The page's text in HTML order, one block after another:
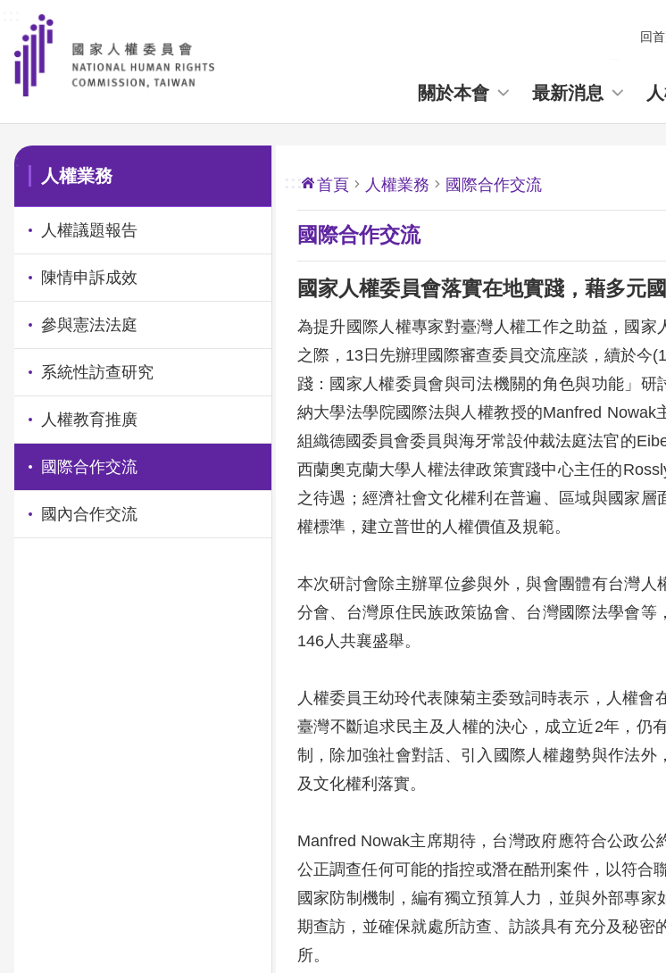
前往主要內容區塊
回
關於本會 最新消息
:::
人權業務
人權議題報告
陳情申訴成效
參與憲法法庭
系統性訪查研究
人權教育推廣
國際合作交流
國內合作交流
::: 首頁 人權業務 國際合作交流
國際合作交流
國家人權委員會落實在地實踐，藉多元
為提升國際人權專家對臺灣人權工作之助益，國
之際，13日先辦理國際審查委員交流座談，續於今
踐：國家人權委員會與司法機關的角色與功能」
納大學法學院國際法與人權教授的Manfred
組織德國委員會委員與海牙常設仲裁法庭法官的
西蘭奧克蘭大學人權法律政策實踐中心主任的
之待遇；經濟社會文化權利在普遍、區域與國家
權標準，建立普世的人權價值及規範。
本次研討會除主辦單位參與外，與會團體有台灣
分會、台灣原住民族政策協會、台灣國際法學會
146人共襄盛舉。
人權委員王幼玲代表陳菊主委致詞時表示，人權
臺灣不斷追求民主及人權的決心，成立近2年，仍
制，除加強社會對話、引入國際人權趨勢與作法
及文化權利落實。
Manfred Nowak主席期待，台灣政府應符合公政
公正調查任何可能的指控或潛在酷刑案件，以符合
國家防制機制，編有獨立預算人力，並與外部專
期查訪，並確保就處所訪查、訪談具有充分及秘
所。